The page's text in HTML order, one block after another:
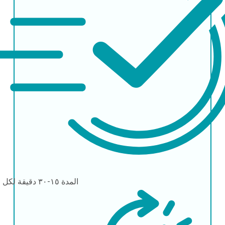
المدة ١٥-٣٠ دقيقة لكل عين